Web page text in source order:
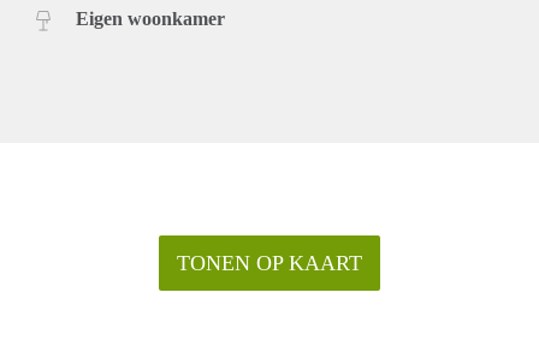
Eigen woonkamer
TONEN OP KAART